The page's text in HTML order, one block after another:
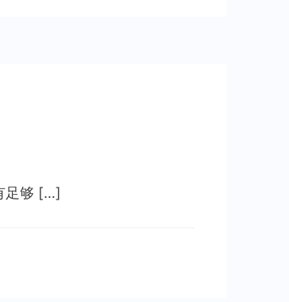
足够 […]